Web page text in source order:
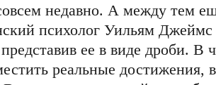
недавно. А между тем
психолог Уильям
ее в виде дроби. В
реальные